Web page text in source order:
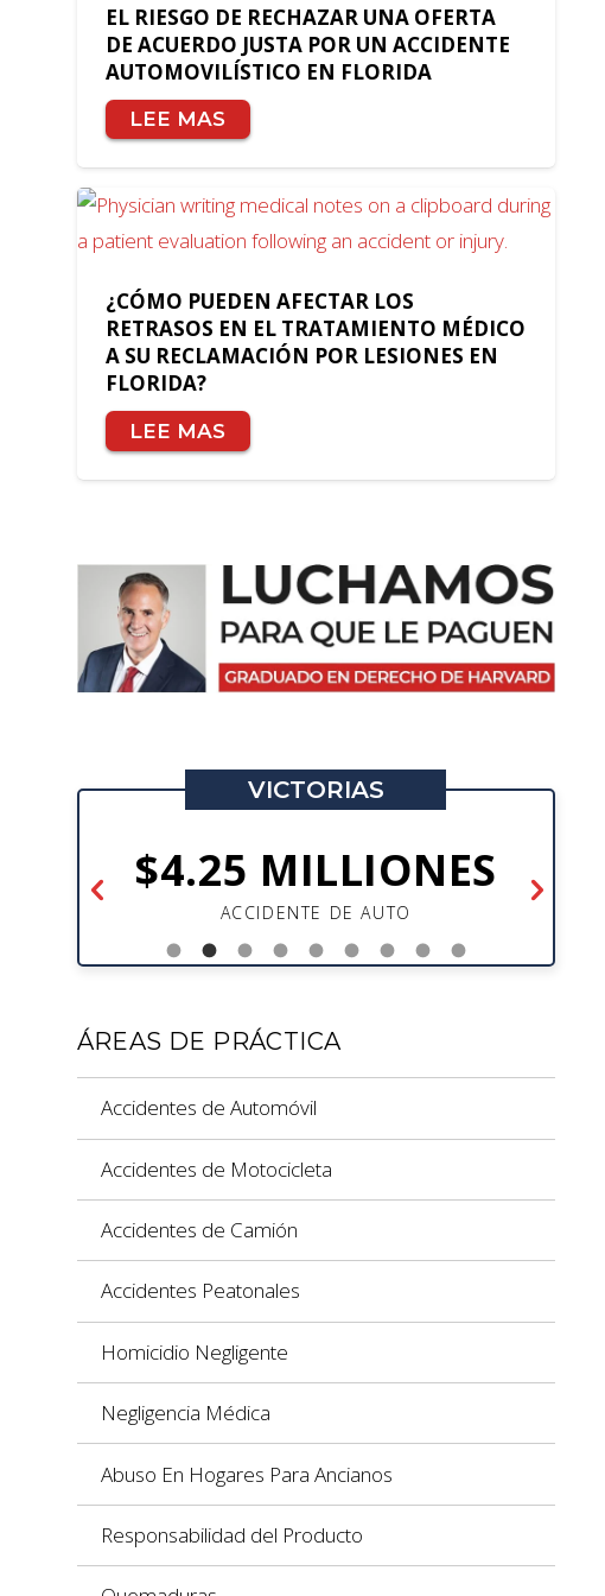
EL RIESGO DE RECHAZAR UNA OFERTA
DE ACUERDO JUSTA POR UN ACCIDENTE
AUTOMOVILÍSTICO EN FLORIDA
LEE MAS
¿CÓMO PUEDEN AFECTAR LOS
RETRASOS EN EL TRATAMIENTO MÉDICO
A SU RECLAMACIÓN POR LESIONES EN
FLORIDA?
LEE MAS
VICTORIAS
$4.25 MILLIONES
ACCIDENTE DE AUTO
ÁREAS DE PRÁCTICA
Accidentes de Automóvil
Accidentes de Motocicleta
Accidentes de Camión
Accidentes Peatonales
Homicidio Negligente
Negligencia Médica
Abuso En Hogares Para Ancianos
Responsabilidad del Producto